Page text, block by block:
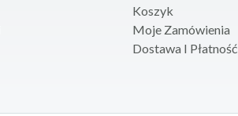
Koszyk
Moje Zamówienia
Dostawa I Płatność